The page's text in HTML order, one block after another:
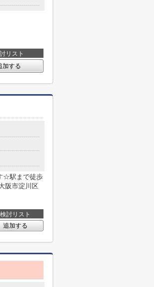
リスト
加する
☆駅まで徒歩
阪市淀川区
検討リスト
追加する